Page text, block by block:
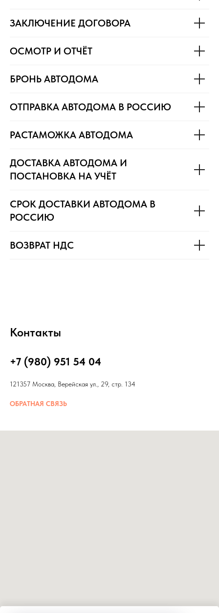
ЗАКЛЮЧЕНИЕ ДОГОВОРА
ОСМОТР И ОТЧЁТ
БРОНЬ АВТОДОМА
ОТПРАВКА АВТОДОМА В РОССИЮ
РАСТАМОЖКА АВТОДОМА
ДОСТАВКА АВТОДОМА И
ПОСТАНОВКА НА УЧЁТ
СРОК ДОСТАВКИ АВТОДОМА В
РОССИЮ
ВОЗВРАТ НДС
Контакты
+7 (980) 951 54 04
121357 Москва, Верейская ул., 29, стр. 134
ОБРАТНАЯ СВЯЗЬ